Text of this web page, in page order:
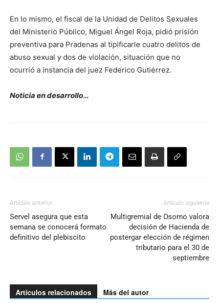
En lo mismo, el fiscal de la Unidad de Delitos Sexuales
del Ministerio Público, Miguel Ángel Roja, pidió prisión
preventiva para Pradenas al tipificarle cuatro delitos de
abuso sexual y dos de violación, situación que no
ocurrió a instancia del juez Federico Gutiérrez.
Noticia en desarrollo…
Artículo anterior
Servel asegura que esta
semana se conocerá formato
definitivo del plebiscito
Artículo siguiente
Multigremial de Osorno valora
decisión de Hacienda de
postergar elección de régimen
tributario para el 30 de
septiembre
Artículos relacionados Más del autor